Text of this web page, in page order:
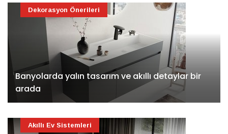
Banyolarda yalın tasarım ve akıllı detaylar bir
arada
Dekorasyon Önerileri
Akıllı Ev Sistemleri